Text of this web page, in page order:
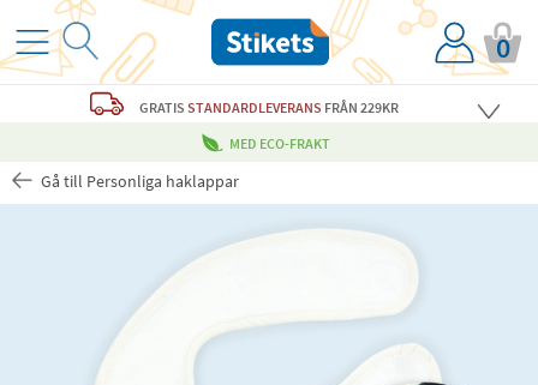
0
GRATIS STANDARDLEVERANS FRÅN 229KR
MED ECO-FRAKT
Gå till Personliga haklappar